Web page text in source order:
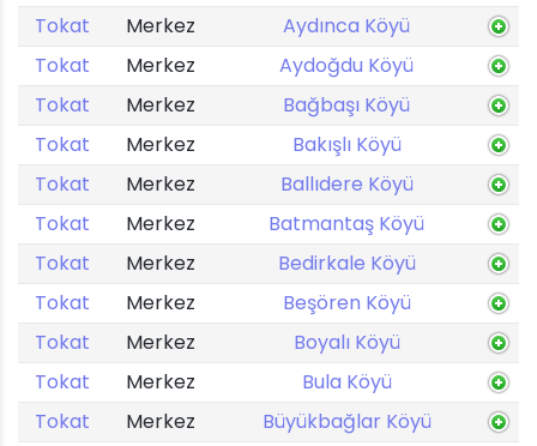
Tokat
Merkez
Aydınca Köyü
Tokat
Merkez
Aydoğdu Köyü
Tokat
Merkez
Bağbaşı Köyü
Tokat
Merkez
Bakışlı Köyü
Tokat
Merkez
Ballıdere Köyü
Tokat
Merkez
Batmantaş Köyü
Tokat
Merkez
Bedirkale Köyü
Tokat
Merkez
Beşören Köyü
Tokat
Merkez
Boyalı Köyü
Tokat
Merkez
Bula Köyü
Tokat
Merkez
Büyükbağlar Köyü